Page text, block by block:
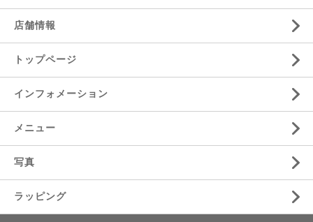
店舗情報
トップページ
インフォメーション
メニュー
写真
ラッピング